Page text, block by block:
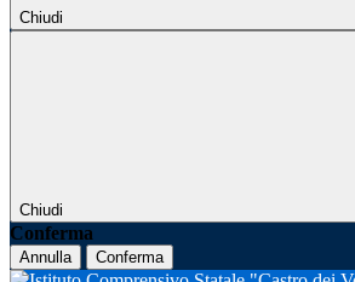
Chiudi
Chiudi
Conferma
Annulla Conferma